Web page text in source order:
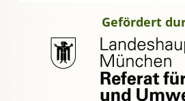
Gefördert